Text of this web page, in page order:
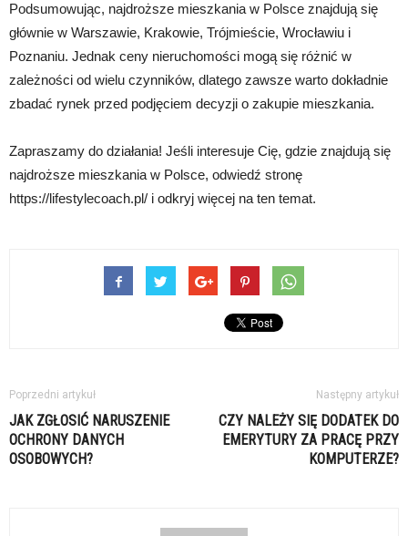
Podsumowując, najdroższe mieszkania w Polsce znajdują się
głównie w Warszawie, Krakowie, Trójmieście, Wrocławiu i
Poznaniu. Jednak ceny nieruchomości mogą się różnić w
zależności od wielu czynników, dlatego zawsze warto dokładnie
zbadać rynek przed podjęciem decyzji o zakupie mieszkania.
Zapraszamy do działania! Jeśli interesuje Cię, gdzie znajdują się
najdroższe mieszkania w Polsce, odwiedź stronę
https://lifestylecoach.pl/ i odkryj więcej na ten temat.
Poprzedni artykuł
JAK ZGŁOSIĆ NARUSZENIE
OCHRONY DANYCH
OSOBOWYCH?
Następny artykuł
CZY NALEŻY SIĘ DODATEK DO
EMERYTURY ZA PRACĘ PRZY
KOMPUTERZE?